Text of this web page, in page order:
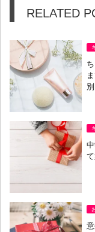
RELATED